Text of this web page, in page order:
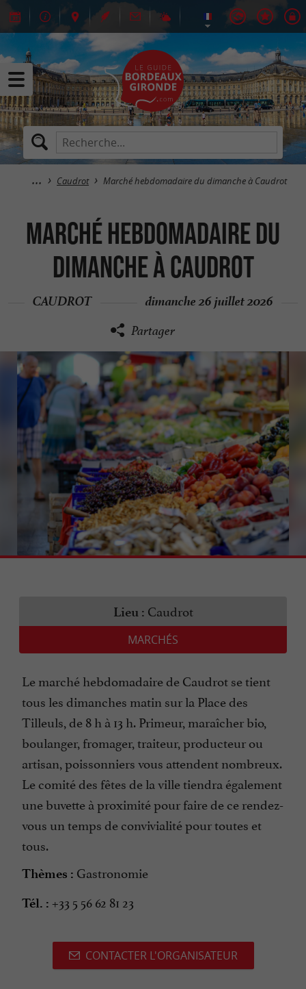
Caudrot Marché hebdomadaire du dimanche à Caudrot
Marché hebdomadaire du
dimanche à Caudrot
CAUDROT dimanche 26 juillet 2026
Partager
Lieu : Caudrot
MARCHÉS
Le marché hebdomadaire de Caudrot se tient
tous les dimanches matin sur la Place des
Tilleuls, de 8 h à 13 h. Primeur, maraîcher bio,
boulanger, fromager, traiteur, producteur ou
artisan, poissonniers vous attendent nombreux.
Le comité des fêtes de la ville tiendra également
une buvette à proximité pour faire de ce rendez-
vous un temps de convivialité pour toutes et
tous.
Thèmes : Gastronomie
Tél. : +33 5 56 62 81 23
CONTACTER L'ORGANISATEUR